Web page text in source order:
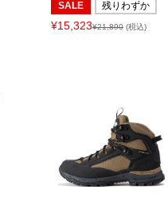
SALE 残りわずか
¥15,323¥21,890 (税込)